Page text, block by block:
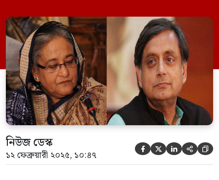
শেখ হাসিনার সাম্প্রতিক কিছু বক্তব্য পরিস্থিতিকে
আরও জটিল করে তুলেছে। তবে তিনি জোর
দিয়ে জানান, যেই সরকারই ক্ষমতায় থাকুক না
কেন, ভারতের সবসময় বাংলাদেশের সঙ্গে […]
নিউজ ডেস্ক
১২ ফেব্রুয়ারী ২০২৫, ১০:৪৭     